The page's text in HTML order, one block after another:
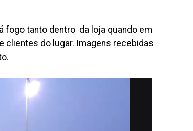
fogo tanto dentro da loja quando em
clientes do lugar. Imagens recebidas